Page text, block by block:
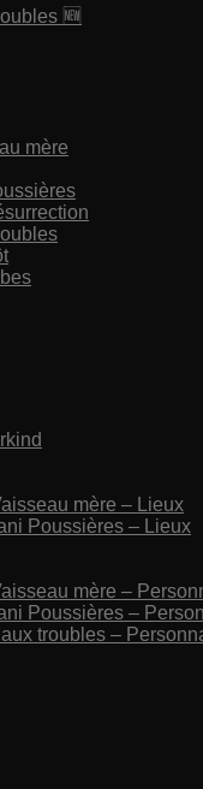
🆕
mère
mère – Lieux
Poussières – Lieux
mère –
Poussières –
troubles –